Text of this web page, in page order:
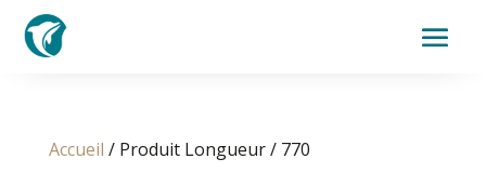
Accueil / Produit Longueur / 770